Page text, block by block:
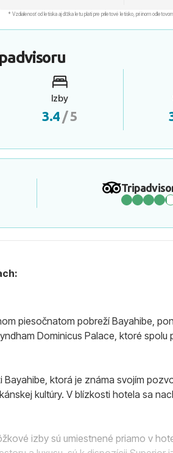
* Vzdialenosť od letiska aj dľžka letu platí pre príletové letisko, pri inom
Izby
3.4 / 5
piesočnatom pobreží Bayahibe,
Dominicus Palace, ktoré
ktorá je známa svojím
kultúry. V blízkosti hotela sa
izby sú umiestnené priamo v